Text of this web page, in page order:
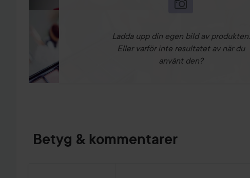
Ladda upp din egen bild av produkten.
Eller varför inte resultatet av när du
använt den?
Betyg & kommentarer